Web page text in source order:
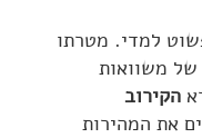
למדי. מטרתו
של משוואות
הקירוב
את המהירות